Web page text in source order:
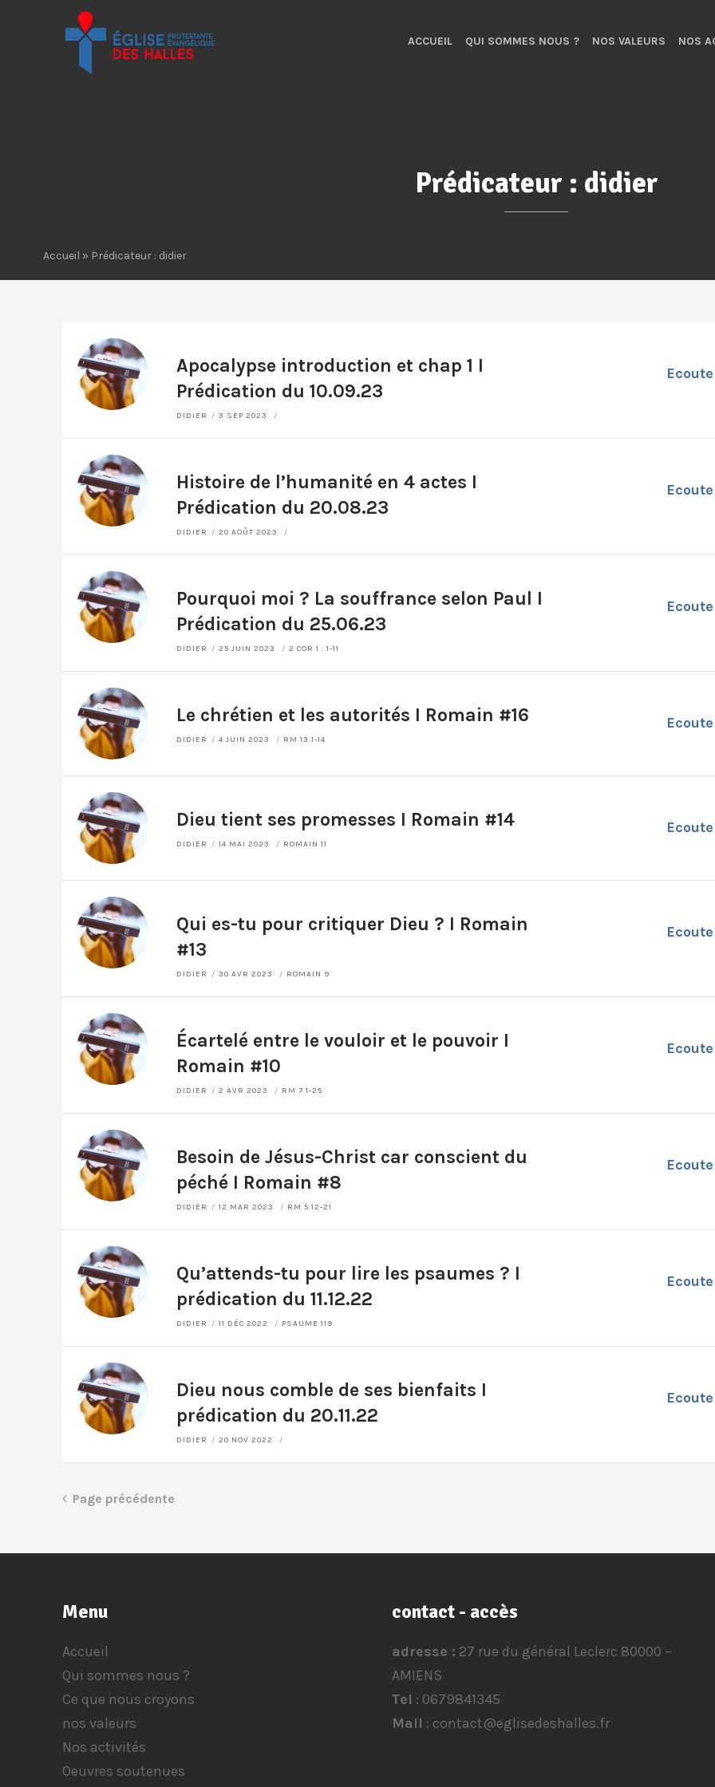
ACCUEIL QUI SOMMES NOUS ? NOS VALEURS NOS
Prédicateur : didier
Accueil » Prédicateur : didier
Apocalypse introduction et chap 1 I
Prédication du 10.09.23
DIDIER 3 SEP 2023
Histoire de l’humanité en 4 actes I
Prédication du 20.08.23
DIDIER 20 AOÛT 2023
Pourquoi moi ? La souffrance selon Paul I
Prédication du 25.06.23
DIDIER 25 JUIN 2023 2 COR 1 : 1-11
Le chrétien et les autorités I Romain #16
DIDIER 4 JUIN 2023 RM 13.1-14
Dieu tient ses promesses I Romain #14
DIDIER 14 MAI 2023 ROMAIN 11
Qui es-tu pour critiquer Dieu ? I Romain
#13
DIDIER 30 AVR 2023 ROMAIN 9
Écartelé entre le vouloir et le pouvoir I
Romain #10
DIDIER 2 AVR 2023 RM 7.1-25
Besoin de Jésus-Christ car conscient du
péché I Romain #8
DIDIER 12 MAR 2023 RM 5.12-21
Qu’attends-tu pour lire les psaumes ? I
prédication du 11.12.22
DIDIER 11 DÉC 2022 PSAUME 119
Dieu nous comble de ses bienfaits I
prédication du 20.11.22
DIDIER 20 NOV 2022
Page précédente
Menu
Accueil
Qui sommes nous ?
Ce que nous croyons
nos valeurs
Nos activités
Oeuvres soutenues
contact - accès
adresse : 27 rue du général Leclerc 80000 –
AMIENS
Tel : 0679841345
Mail : contact@eglisedeshalles.fr